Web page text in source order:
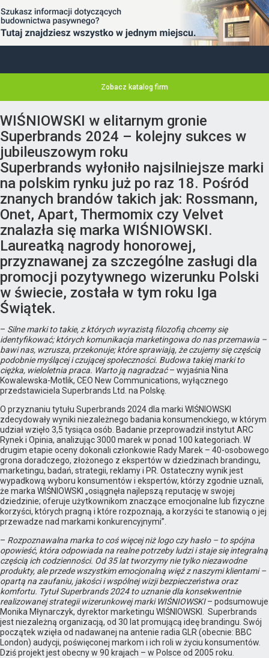
Zobacz katalog firm
WIŚNIOWSKI w elitarnym gronie
Superbrands 2024 – kolejny sukces w
jubileuszowym roku
Superbrands wyłoniło najsilniejsze marki
na polskim rynku już po raz 18. Pośród
znanych brandów takich jak: Rossmann,
Onet, Apart, Thermomix czy Velvet
znalazła się marka WIŚNIOWSKI.
Laureatką nagrody honorowej,
przyznawanej za szczególne zasługi dla
promocji pozytywnego wizerunku Polski
w świecie, została w tym roku Iga
Świątek.
– Silne marki to takie, z których wyrazistą filozofią chcemy się
identyfikować; których komunikacja marketingowa do nas przemawia –
bawi nas, wzrusza, przekonuje; które sprawiają, że czujemy się częścią
podobnie myślącej i czującej społeczności. Budowa takiej marki to
ciężka, wieloletnia praca. Warto ją nagradzać– wyjaśnia Nina
Kowalewska-Motlik, CEO New Communications, wyłącznego
przedstawiciela Superbrands Ltd. na Polskę.
O przyznaniu tytułu Superbrands 2024 dla marki WIŚNIOWSKI
zdecydowały wyniki niezależnego badania konsumenckiego, w którym
udział wzięło 3,5 tysiąca osób. Badanie przeprowadził instytut ARC
Rynek i Opinia, analizując 3000 marek w ponad 100 kategoriach. W
drugim etapie oceny dokonali członkowie Rady Marek – 40-osobowego
grona doradczego, złożonego z ekspertów w dziedzinach brandingu,
marketingu, badań, strategii, reklamy i PR. Ostateczny wynik jest
wypadkową wyboru konsumentów i ekspertów, którzy zgodnie uznali,
że marka WIŚNIOWSKI „osiągnęła najlepszą reputację w swojej
dziedzinie; oferuje użytkownikom znaczące emocjonalne lub fizyczne
korzyści, których pragną i które rozpoznają, a korzyści te stanowią o jej
przewadze nad markami konkurencyjnymi”.
– Rozpoznawalna marka to coś więcej niż logo czy hasło – to spójna
opowieść, która odpowiada na realne potrzeby ludzi i staje się integralną
częścią ich codzienności. Od 35 lat tworzymy nie tylko niezawodne
produkty, ale przede wszystkim emocjonalną więź z naszymi klientami –
opartą na zaufaniu, jakości i wspólnej wizji bezpieczeństwa oraz
komfortu. Tytuł Superbrands 2024 to uznanie dla konsekwentnie
realizowanej strategii wizerunkowej marki WIŚNIOWSKI– podsumowuje
Monika Młynarczyk, dyrektor marketingu WIŚNIOWSKI. Superbrands
jest niezależną organizacją, od 30 lat promującą ideę brandingu. Swój
początek wzięła od nadawanej na antenie radia GLR (obecnie: BBC
London) audycji, poświęconej markom i ich roli w życiu konsumentów.
Dziś projekt jest obecny w 90 krajach – w Polsce od 2005 roku.